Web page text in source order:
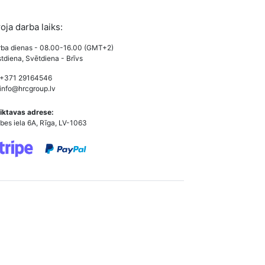
darba laiks:
dienas - 08.00-16.00 (GMT+2)
Svētdiena - Brīvs
29164546
info@hrcgroup.lv
adrese:
iela 6A, Rīga, LV-1063